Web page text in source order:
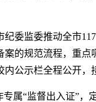
委监委推动全市
的规范流程，重
公示栏全程公开，
属“监督出入证”